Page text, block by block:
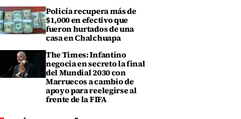
Policía recupera más de
$1,000 en efectivo que
fueron hurtados de una
casa en Chalchuapa
The Times: Infantino
negocia en secreto la final
del Mundial 2030 con
Marruecos a cambio de
apoyo para reelegirse al
frente de la FIFA